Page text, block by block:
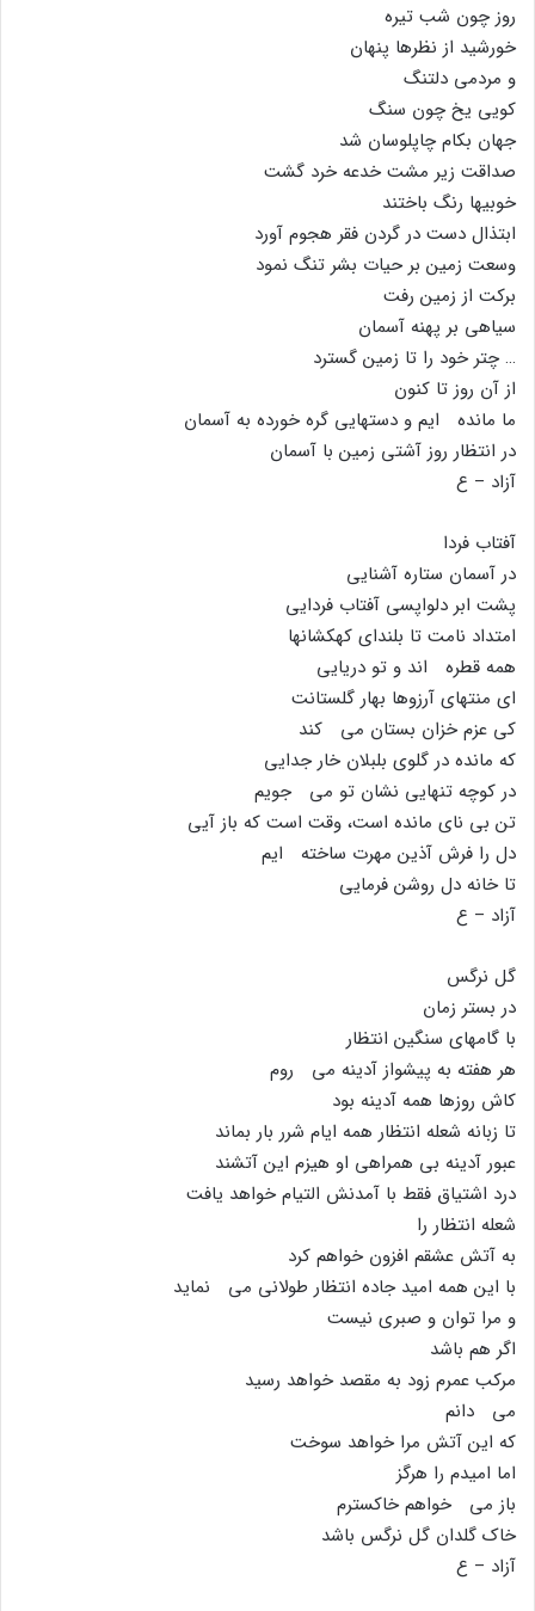
روز چون شب تیره
خورشید از نظرها پنهان
و مردمى دلتنگ
کویى یخ چون سنگ
جهان بکام چاپلوسان شد
صداقت زیر مشت خدعه خرد گشت
خوبیها رنگ باختند
ابتذال دست در گردن فقر هجوم آورد
وسعت زمین بر حیات بشر تنگ نمود
برکت از زمین رفت
سیاهى بر پهنه آسمان
… چتر خود را تا زمین گسترد
از آن روز تا کنون
ما مانده ایم و دستهایى گره خورده به آسمان
در انتظار روز آشتى زمین با آسمان
آزاد – ع
آفتاب فردا
در آسمان ستاره آشنایى
پشت ابر دلواپسى آفتاب فردایى
امتداد نامت تا بلنداى کهکشانها
همه قطره اند و تو دریایى
اى منتهاى آرزوها بهار گلستانت
کى عزم خزان بستان مى کند
که مانده در گلوى بلبلان خار جدایى
در کوچه تنهایى نشان تو مى جویم
تن بى ناى مانده است، وقت است که باز آیى
دل را فرش آذین مهرت ساخته ایم
تا خانه دل روشن فرمایى
آزاد – ع
گل نرگس
در بستر زمان
با گامهاى سنگین انتظار
هر هفته به پیشواز آدینه مى روم
کاش روزها همه آدینه بود
تا زبانه شعله انتظار همه ایام شرر بار بماند
عبور آدینه بى همراهى او هیزم این آتشند
درد اشتیاق فقط با آمدنش التیام خواهد یافت
شعله انتظار را
به آتش عشقم افزون خواهم کرد
با این همه امید جاده انتظار طولانى مى نماید
و مرا توان و صبرى نیست
اگر هم باشد
مرکب عمرم زود به مقصد خواهد رسید
مى دانم
که این آتش مرا خواهد سوخت
اما امیدم را هرگز
باز مى خواهم خاکسترم
خاک گلدان گل نرگس باشد
آزاد – ع